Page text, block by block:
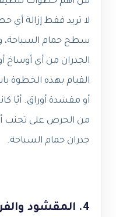
لا تريد فقط إزالة أي
سطح حمام السباحة،
الجدران من أي أوساخ
القيام بهذه الخطوة
أو مقشدة أوراق. أيًا
من الحرص على تجنب
جدران حمام السباحة.
4. المقشود